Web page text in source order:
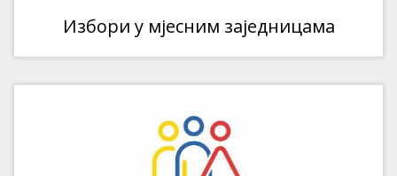
Избори у мјесним заједницама